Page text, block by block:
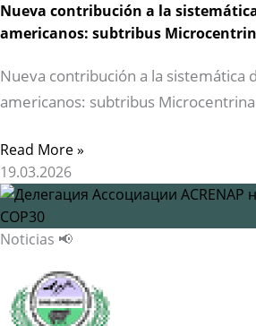
Nueva contribución a la
americanos: subtribus
Nueva contribución a la sistemática
americanos: subtribus
Read More »
19.03.2026
Noticias 📢